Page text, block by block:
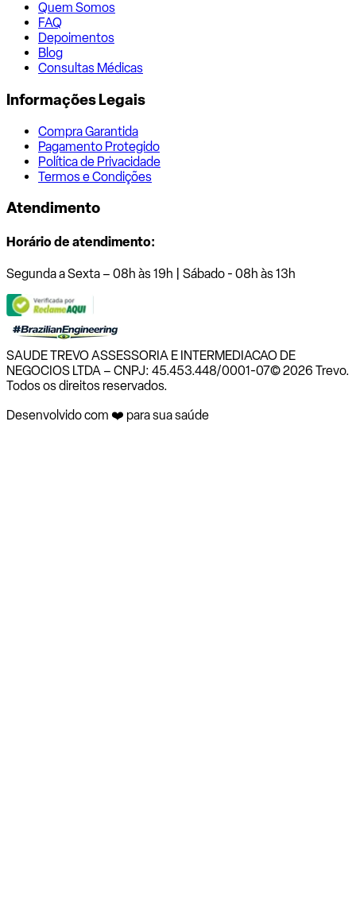
Quem Somos
FAQ
Depoimentos
Blog
Consultas Médicas
Informações Legais
Compra Garantida
Pagamento Protegido
Política de Privacidade
Termos e Condições
Atendimento
Horário de atendimento:
Segunda a Sexta – 08h às 19h | Sábado - 08h às 13h
SAUDE TREVO ASSESSORIA E INTERMEDIACAO DE
NEGOCIOS LTDA – CNPJ: 45.453.448/0001-07© 2026 Trevo.
Todos os direitos reservados.
Desenvolvido com ❤️ para sua saúde